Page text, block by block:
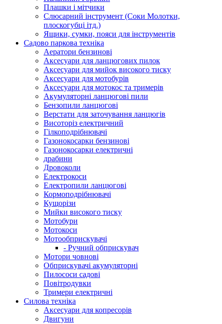
Плашки і мітчики
Слюсарний інструмент (Соки Молотки,
плоскогубці ітд.)
Ящики, сумки, пояси для інструментів
Садово паркова техніка
Аератори бензинові
Аксесуари для ланцюгових пилок
Аксесуари для мийок високого тиску
Аксесуари для мотобурів
Аксесуари для мотокос та тримерів
Акумуляторні ланцюгові пили
Бензопили ланцюгові
Верстати для заточування ланцюгів
Висоторіз електричний
Гілкоподрібнювачі
Газонокосарки бензинові
Газонокосарки електричні
драбини
Дровоколи
Електрокоси
Електропили ланцюгові
Кормоподрібнювачі
Кущорізи
Мийки високого тиску
Мотобури
Мотокоси
Мотообприскувачі
- Ручний обприскувач
Мотори човнові
Обприскувачі акумуляторні
Пилососи садові
Повітродувки
Тримери електричні
Силова техніка
Аксесуари для копресорів
Двигуни